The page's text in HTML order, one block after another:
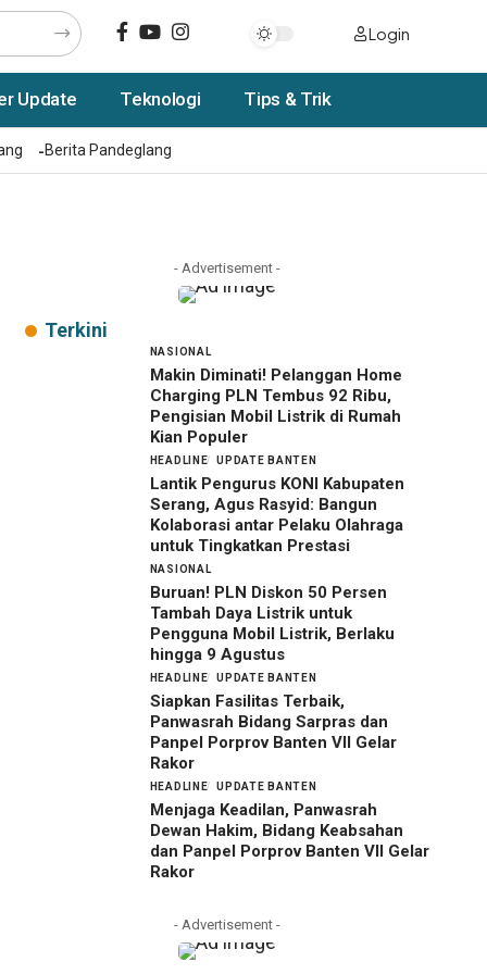
Login
Update Teknologi Tips & Trik
Berita Pandeglang
- Advertisement -
Terkini
NASIONAL
Makin Diminati! Pelanggan Home
Charging PLN Tembus 92 Ribu,
Pengisian Mobil Listrik di Rumah
Kian Populer
HEADLINE UPDATE BANTEN
Lantik Pengurus KONI Kabupaten
Serang, Agus Rasyid: Bangun
Kolaborasi antar Pelaku Olahraga
untuk Tingkatkan Prestasi
NASIONAL
Buruan! PLN Diskon 50 Persen
Tambah Daya Listrik untuk
Pengguna Mobil Listrik, Berlaku
hingga 9 Agustus
HEADLINE UPDATE BANTEN
Siapkan Fasilitas Terbaik,
Panwasrah Bidang Sarpras dan
Panpel Porprov Banten VII Gelar
Rakor
HEADLINE UPDATE BANTEN
Menjaga Keadilan, Panwasrah
Dewan Hakim, Bidang Keabsahan
dan Panpel Porprov Banten VII Gelar
Rakor
- Advertisement -